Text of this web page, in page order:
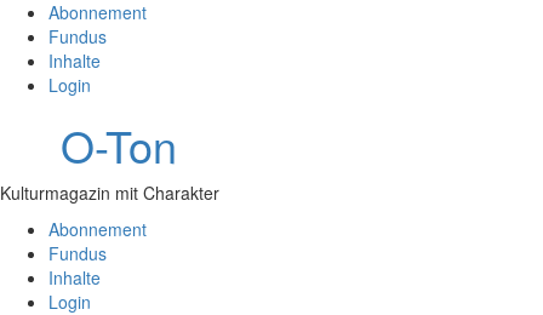
Abonnement
Fundus
Inhalte
Login
O-Ton
Kulturmagazin mit Charakter
Abonnement
Fundus
Inhalte
Login